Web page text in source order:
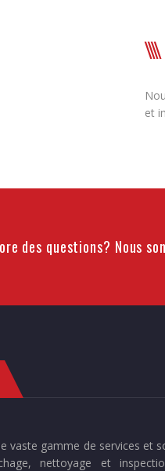
et
des questions? Nous
vaste gamme de services et
nettoyage et